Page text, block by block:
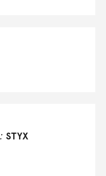
STYX